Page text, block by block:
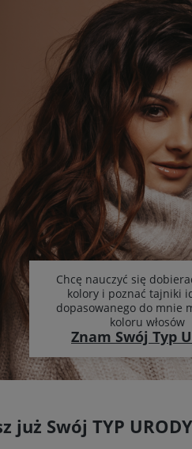
Chcę nauczyć się
kolory i poznać tajniki
dopasowanego do mnie
koloru włosów
Znam Swój Typ
już Swój TYP